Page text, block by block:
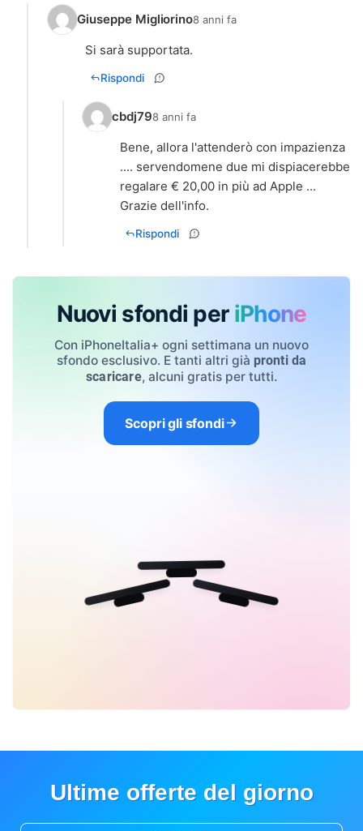
Giuseppe Migliorino8 anni fa
Si sarà supportata.
Rispondi
cbdj798 anni fa
Bene, allora l'attenderò con impazienza
.... servendomene due mi dispiacerebbe
regalare € 20,00 in più ad Apple ...
Grazie dell'info.
Rispondi
Nuovi sfondi per iPhone
Con iPhoneItalia+ ogni settimana un nuovo
sfondo esclusivo. E tanti altri già pronti da
scaricare, alcuni gratis per tutti.
Scopri gli sfondi
Ultime offerte del giorno